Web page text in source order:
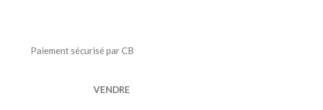
Paiement sécurisé par CB
VENDRE